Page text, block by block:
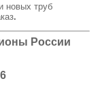
новых труб
.
России